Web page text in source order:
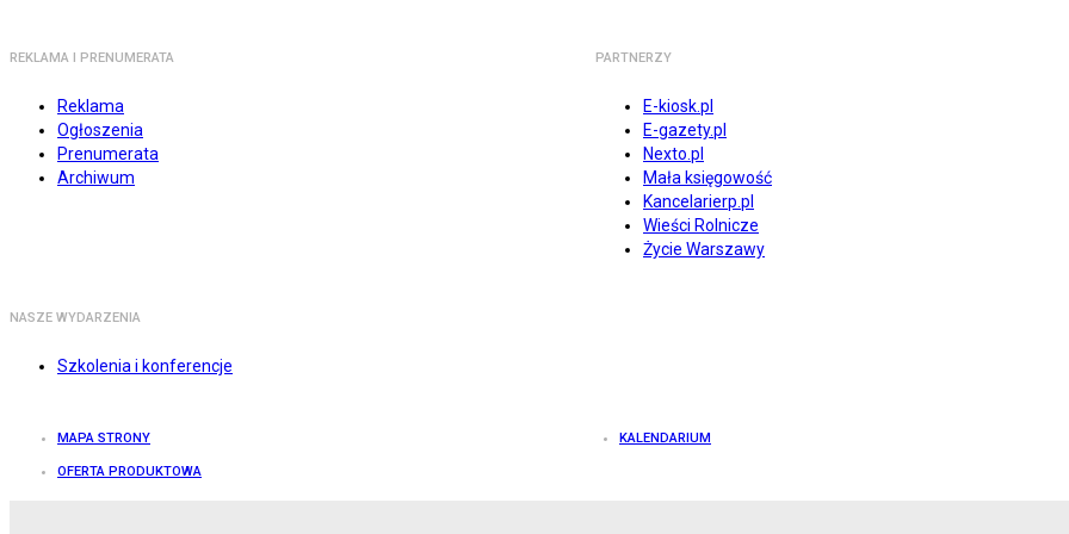
REKLAMA I PRENUMERATA
Reklama
Ogłoszenia
Prenumerata
Archiwum
PARTNERZY
E-kiosk.pl
E-gazety.pl
Nexto.pl
Mała księgowość
Kancelarierp.pl
Wieści Rolnicze
Życie Warszawy
NASZE WYDARZENIA
Szkolenia i konferencje
MAPA STRONY KALENDARIUM
OFERTA PRODUKTOWA